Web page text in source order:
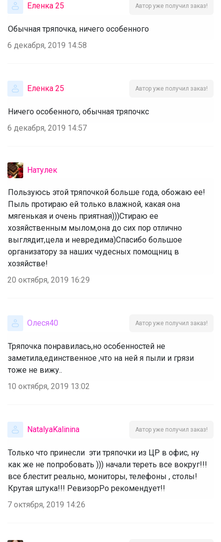
Еленка 25 Автор уже получил заказ!
Обычная тряпочка, ничего особенного
6 декабря, 2019 14:58
Еленка 25 Автор уже получил заказ!
Ничего особенного, обычная тряпочкс
6 декабря, 2019 14:57
Натулек
Пользуюсь этой тряпочкой больше года, обожаю ее!
Пыль протираю ей только влажной, какая она
мягенькая и очень приятная)))Стираю ее
хозяйственным мылом,она до сих пор отлично
выглядит,цела и невредима)Спасибо большое
организатору за наших чудесных помощниц в
хозяйстве!
20 октября, 2019 16:29
Олеся40 Автор уже получил заказ!
Тряпочка понравилась,но особенностей не
заметила,единственное ,что на ней я пыли и грязи
тоже не вижу..
10 октября, 2019 13:02
NatalyaKalinina Автор уже получил заказ!
Только что принесли эти тряпочки из ЦР в офис, ну
как же не попробовать ))) начали тереть все вокруг!!!
все блестит реально, мониторы, телефоны , столы!
Крутая штука!!! РевизорРо рекомендует!!
7 октября, 2019 14:26